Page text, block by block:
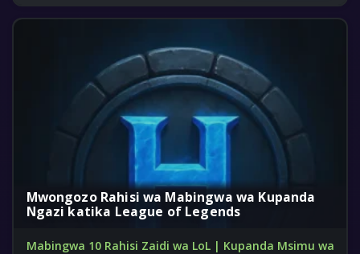
Mwongozo Rahisi wa Mabingwa wa Kupanda
Ngazi katika League of Legends
Mabingwa 10 Rahisi Zaidi wa LoL | Kupanda Msimu wa